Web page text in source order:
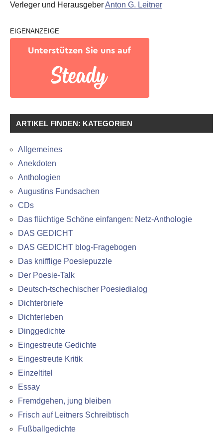
Verleger und HerausgeberAnton G. Leitner
EIGENANZEIGE
ARTIKEL FINDEN: KATEGORIEN
Allgemeines
Anekdoten
Anthologien
Augustins Fundsachen
CDs
Das flüchtige Schöne einfangen: Netz-Anthologie
DAS GEDICHT
DAS GEDICHT blog-Fragebogen
Das knifflige Poesiepuzzle
Der Poesie-Talk
Deutsch-tschechischer Poesiedialog
Dichterbriefe
Dichterleben
Dinggedichte
Eingestreute Gedichte
Eingestreute Kritik
Einzeltitel
Essay
Fremdgehen, jung bleiben
Frisch auf Leitners Schreibtisch
Fußballgedichte